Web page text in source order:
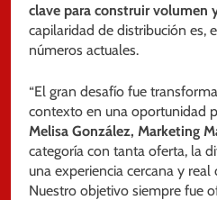
clave para construir volumen
capilaridad de distribución es,
números actuales.
“El gran desafío fue
contexto en una oportunidad
Melisa González, Marketing
categoría con tanta oferta, la
una experiencia cercana y
Nuestro objetivo siempre fue